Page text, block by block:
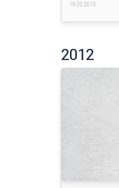
19.02.2013
2012